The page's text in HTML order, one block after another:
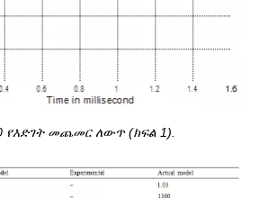
የእድገት መጨመር ለውጥ (ክፍል 1).